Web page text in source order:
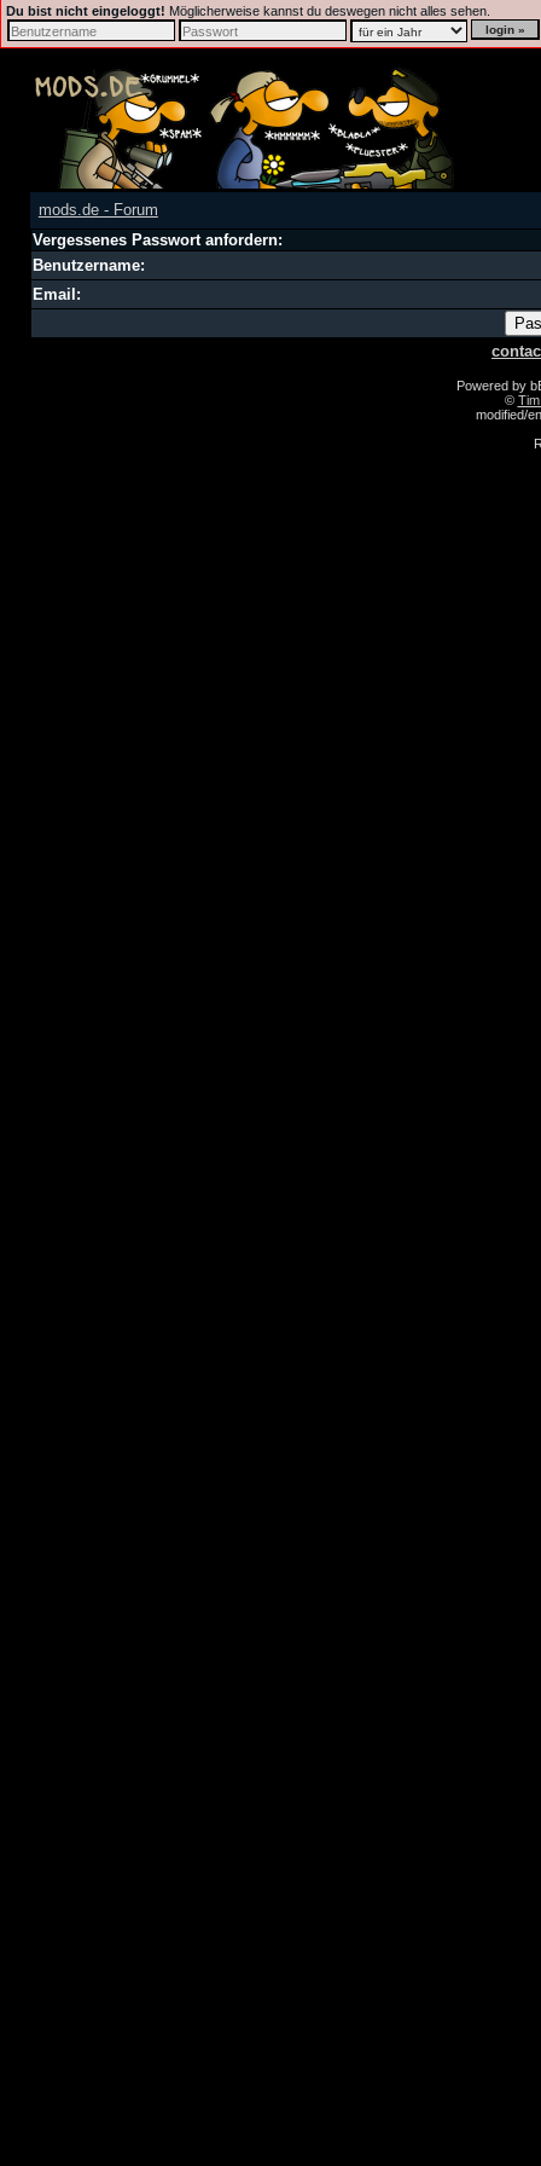
Du bist nicht eingeloggt! Möglicherweise kannst du deswegen nicht alles sehen.
mods.de - Forum
Vergessenes Passwort anfordern:
Benutzername:
Email:
Powered by
©
modified/